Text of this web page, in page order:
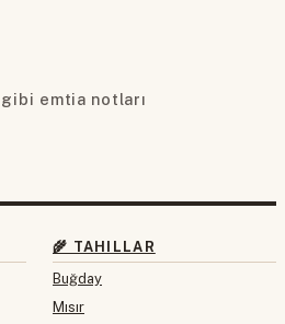
gibi emtia notları
🌾 TAHILLAR
Buğday
Mısır